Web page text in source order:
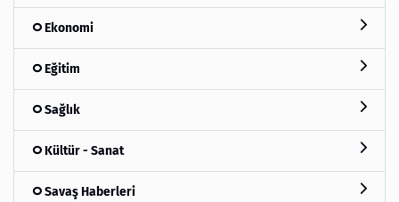
Ekonomi
Eğitim
Sağlık
Kültür - Sanat
Savaş Haberleri